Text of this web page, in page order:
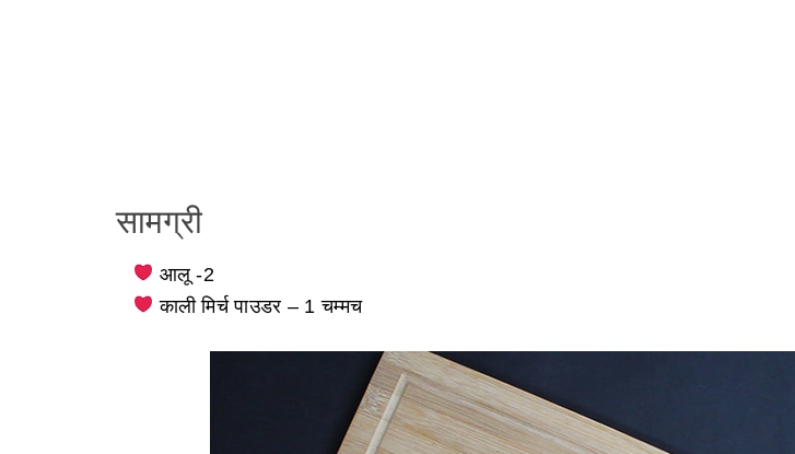
सामग्री
आलू -2
काली मिर्च पाउडर – 1 चम्मच